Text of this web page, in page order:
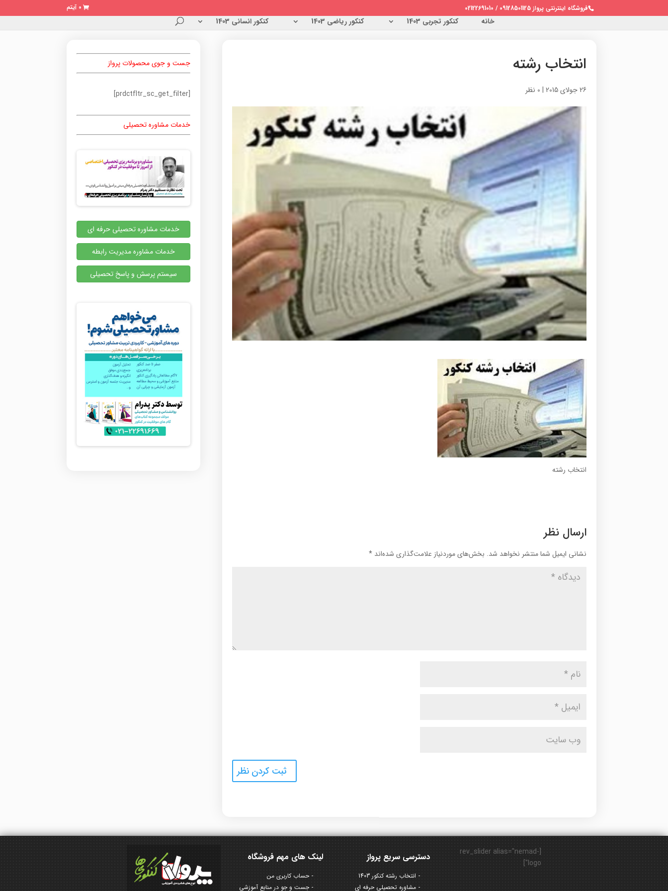
فروشگاه اینترنتی پرواز 09128501125 / 02122691010 0 آیتم
خانه کنکور تجربی 1403 کنکور ریاضی 1403 کنکور انسانی 1403
انتخاب رشته
26 جولای 2015 | 0 نظر
انتخاب رشته
ارسال نظر
نشانی ایمیل شما منتشر نخواهد شد. بخش‌های موردنیاز علامت‌گذاری شده‌اند*
جست و جوی محصولات پرواز
[prdctfltr_sc_get_filter]
خدمات مشاوره تحصیلی
خدمات مشاوره تحصیلی حرفه ای
خدمات مشاوره مدیریت رابطه
سیستم پرسش و پاسخ تحصیلی
لینک های مهم فروشگاه
حساب کاربری من
جست و جو در منابع آموزشی
دسترسی سریع پرواز
انتخاب رشته کنکور 1403
مشاوره تحصیلی حرفه ای
[rev_slider alias="nemad-
logo"]